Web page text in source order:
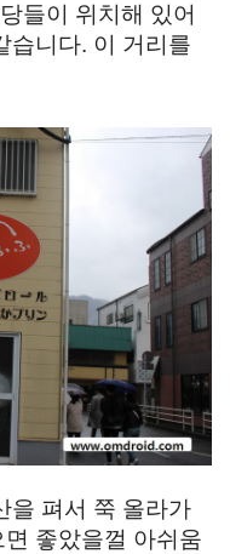
들이 위치해 있어
습니다. 이 거리를
을 펴서 쭉 올라가
좋았을껄 아쉬움